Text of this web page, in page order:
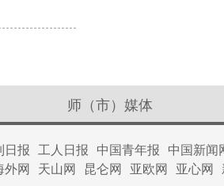
日报 工人日报 中国青年报 中国新闻
外网 天山网 昆仑网 亚欧网 亚心网
师（市）媒体